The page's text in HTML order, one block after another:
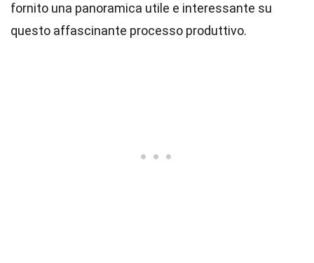
fornito una panoramica utile e interessante su
questo affascinante processo produttivo.